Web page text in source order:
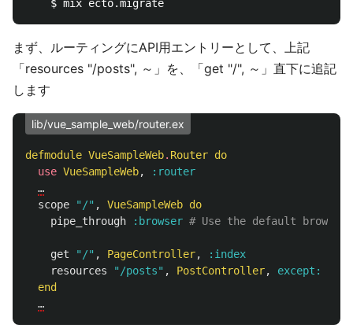
まず、ルーティングにAPI用エントリーとして、上記
「resources "/posts", ～」を、「get "/", ～」直下に追記
します
lib/vue_sample_web/router.ex
defmodule VueSampleWeb. Router do
use VueSampleWeb,
:router
…
scope
"/" , VueSampleWeb do
pipe_through
:browser # Use the default browser
get "/" , PageController,
:index
resources
"/posts" , PostController, except:
end
…